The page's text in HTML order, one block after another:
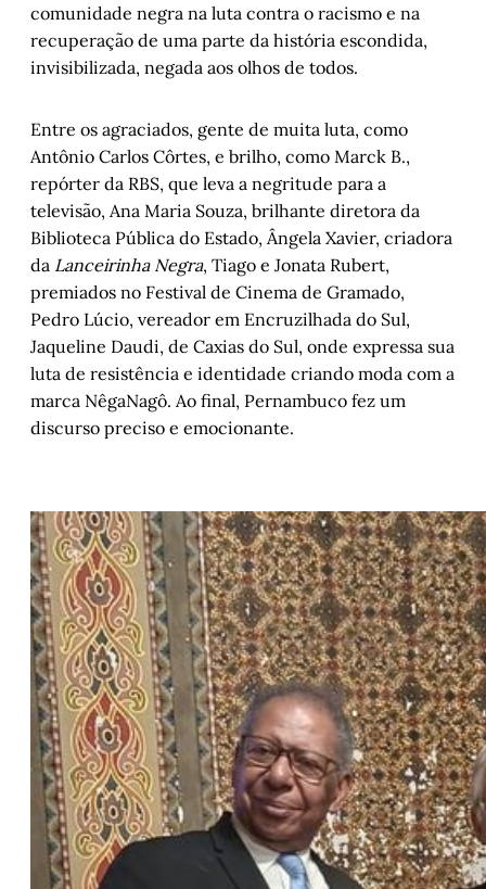
comunidade negra na luta contra o racismo e na
recuperação de uma parte da história escondida,
invisibilizada, negada aos olhos de todos.
Entre os agraciados, gente de muita luta, como
Antônio Carlos Côrtes, e brilho, como Marck B.,
repórter da RBS, que leva a negritude para a
televisão, Ana Maria Souza, brilhante diretora da
Biblioteca Pública do Estado, Ângela Xavier, criadora
da Lanceirinha Negra, Tiago e Jonata Rubert,
premiados no Festival de Cinema de Gramado,
Pedro Lúcio, vereador em Encruzilhada do Sul,
Jaqueline Daudi, de Caxias do Sul, onde expressa sua
luta de resistência e identidade criando moda com a
marca NêgaNagô. Ao final, Pernambuco fez um
discurso preciso e emocionante.